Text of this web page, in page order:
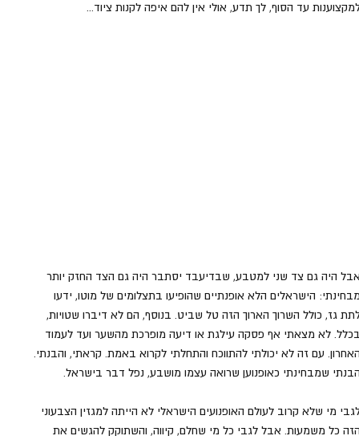
עד הסוף, לך תדע, אולי אין להם איפה לקנות ציוד...
היה גם צד שני למטבע, שבדיעבד יסתבר היה גם הצד החזק יותר
הישראלים הלא אופנתיים שהופיעו בתצלומים של מוטו, ידעו
גז, כולל השרוך הארוך הזה טל שביט. בנוסף, הם לא דיברו שטויות,
לא מצאתי אף פסקה עילגת או דיעה מופרכת מהשער ועד לעמוד
עם זה לא יכולתי להתווכח והתחלתי לקרוא באמת. קראתי, והבנתי.
שמבחינתי כאופנוען שרואה עצמו מושבע, נפל דבר בישראל.
מי שלא קרוב לעולם האופנועים הישראלי לא הייתה למגזין הצבעוני
כל משמעות. אבל לגבי כל מי שחלם, קיווה, והשתוקק להגשים את